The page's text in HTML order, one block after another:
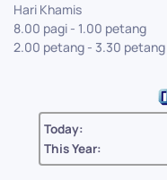
Hari Khamis
8.00 pagi - 1.00 petang
2.00 petang - 3.30 petang
Today:
This Year: